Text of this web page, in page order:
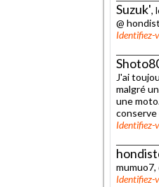
Suzuk',
@
Identifiez-
J'ai
malgré
une
conserve
Identifiez-
Identifiez-